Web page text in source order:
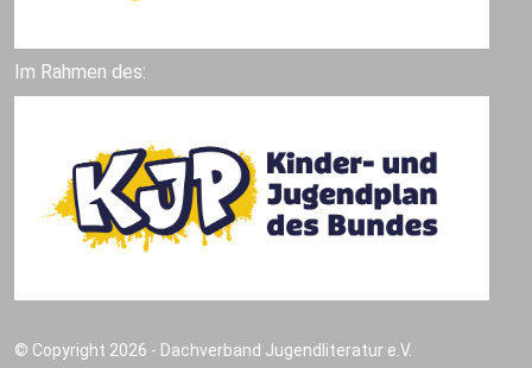
Im Rahmen des:
© Copyright 2026 - Dachverband Jugendliteratur e.V.